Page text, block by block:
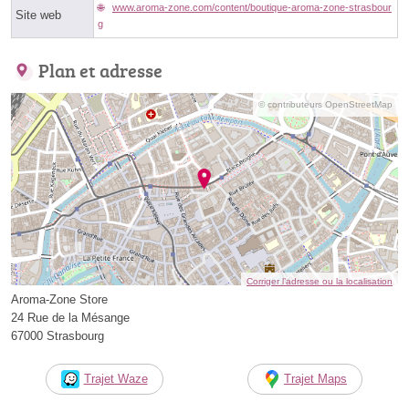
Site web
www.aroma-zone.com/content/boutique-aroma-zone-strasbour
g
Plan et adresse
© contributeurs OpenStreetMap
Corriger l’adresse ou la localisation
Aroma-Zone Store
24 Rue de la Mésange
67000 Strasbourg
Trajet Waze Trajet Maps